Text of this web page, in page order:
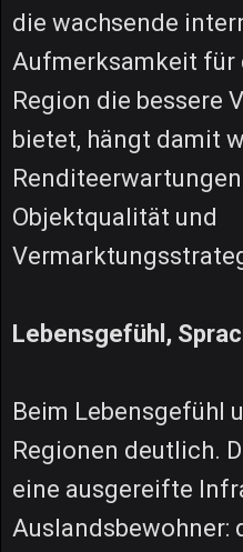
die wachsende
Aufmerksamkeit für
Region die bessere
bietet, hängt damit
Objektqualität und
Lebensgefühl,
Beim Lebensgefühl
Regionen deutlich.
eine ausgereifte
Auslandsbewohner: